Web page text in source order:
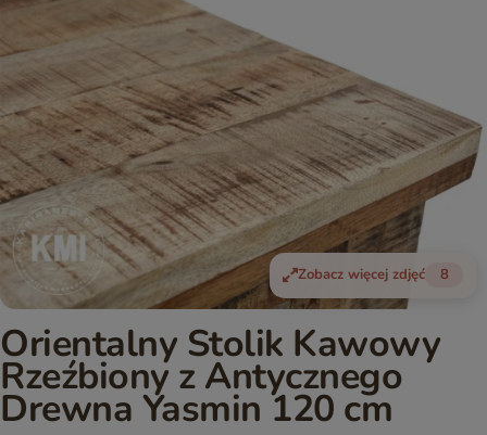
Zobacz więcej zdjęć 8
Orientalny Stolik Kawowy
Rzeźbiony z Antycznego
Drewna Yasmin 120 cm